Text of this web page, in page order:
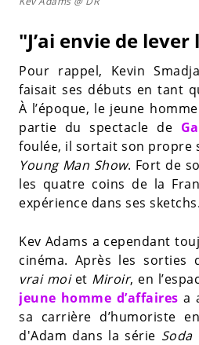
"J’ai envie de lever
Pour rappel, Kevin
faisait ses débuts en tant
À l’époque, le jeune
partie du spectacle de
foulée, il sortait son propre
Young Man Show. Fort de
les quatre coins de la
expérience dans ses sketchs.
Kev Adams a cependant
cinéma. Après les sorties
vrai moiet Miroir, en
jeune homme d’affaires a
sa carrière d’humoriste
d'Adam dans la série Soda